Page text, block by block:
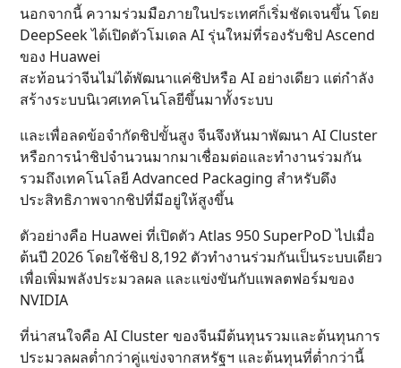
นอกจากนี้ ความร่วมมือภายในประเทศก็เริ่มชัดเจนขึ้น โดย
DeepSeek ได้เปิดตัวโมเดล AI รุ่นใหม่ที่รองรับชิป Ascend
ของ Huawei
สะท้อนว่าจีนไม่ได้พัฒนาแค่ชิปหรือ AI อย่างเดียว แต่กำลัง
สร้างระบบนิเวศเทคโนโลยีขึ้นมาทั้งระบบ
และเพื่อลดข้อจำกัดชิปขั้นสูง จีนจึงหันมาพัฒนา AI Cluster
หรือการนำชิปจำนวนมากมาเชื่อมต่อและทำงานร่วมกัน
รวมถึงเทคโนโลยี Advanced Packaging สำหรับดึง
ประสิทธิภาพจากชิปที่มีอยู่ให้สูงขึ้น
ตัวอย่างคือ Huawei ที่เปิดตัว Atlas 950 SuperPoD ไปเมื่อ
ต้นปี 2026 โดยใช้ชิป 8,192 ตัวทำงานร่วมกันเป็นระบบเดียว
เพื่อเพิ่มพลังประมวลผล และแข่งขันกับแพลตฟอร์มของ
NVIDIA
ที่น่าสนใจคือ AI Cluster ของจีนมีต้นทุนรวมและต้นทุนการ
ประมวลผลต่ำกว่าคู่แข่งจากสหรัฐฯ และต้นทุนที่ต่ำกว่านี้